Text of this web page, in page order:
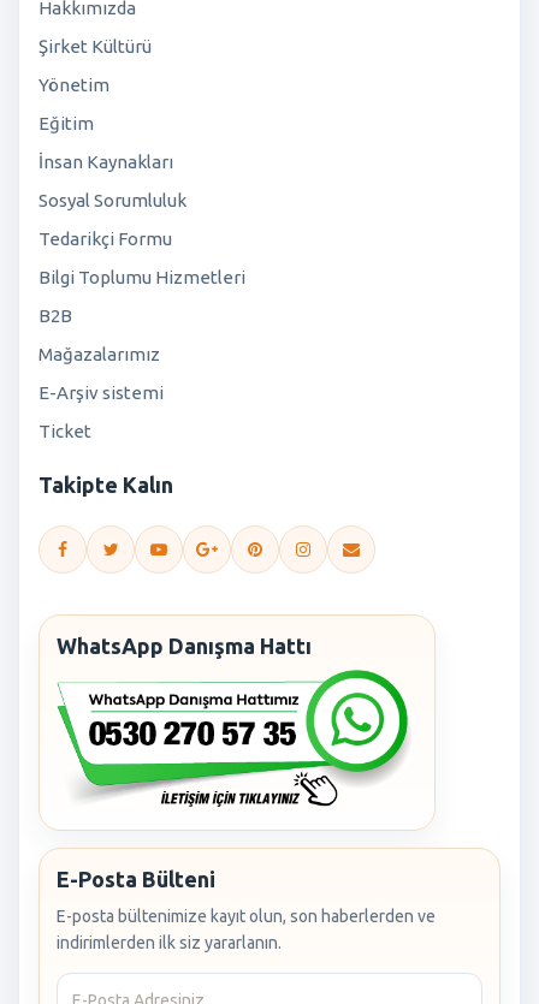
Hakkımızda
Şirket Kültürü
Yönetim
Eğitim
İnsan Kaynakları
Sosyal Sorumluluk
Tedarikçi Formu
Bilgi Toplumu Hizmetleri
B2B
Mağazalarımız
E-Arşiv sistemi
Ticket
Takipte Kalın
WhatsApp Danışma Hattı
E-Posta Bülteni
E-posta bültenimize kayıt olun, son haberlerden ve
indirimlerden ilk siz yararlanın.